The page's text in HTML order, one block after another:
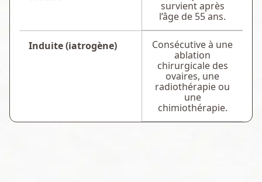
survient après
l’âge de 55 ans.
Induite (iatrogène)
Consécutive à une
ablation
chirurgicale des
ovaires, une
radiothérapie ou
une
chimiothérapie.